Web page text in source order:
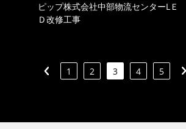
ピップ株式会社中部物流センターLＥ
Ｄ改修工事
1 2 3 4 5